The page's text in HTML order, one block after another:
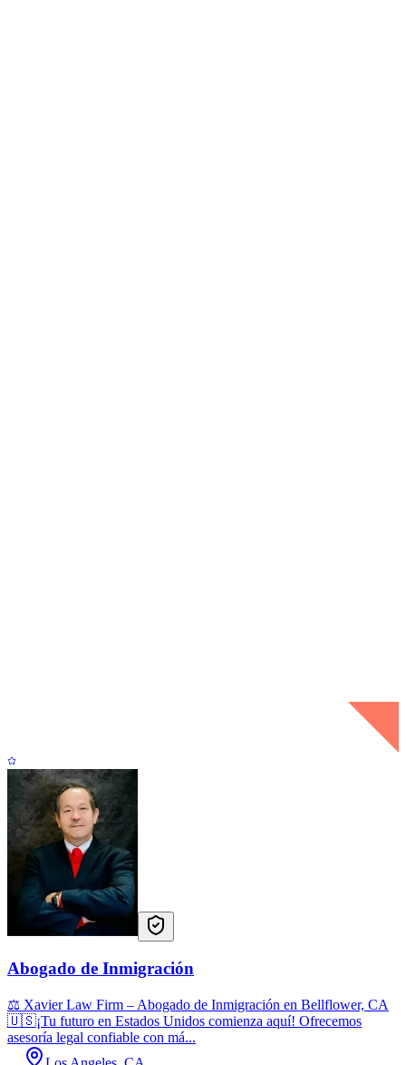
Abogado de Inmigración
⚖️ Xavier Law Firm – Abogado de Inmigración en Bellflower, CA
🇺🇸¡Tu futuro en Estados Unidos comienza aquí! Ofrecemos
asesoría legal confiable con má...